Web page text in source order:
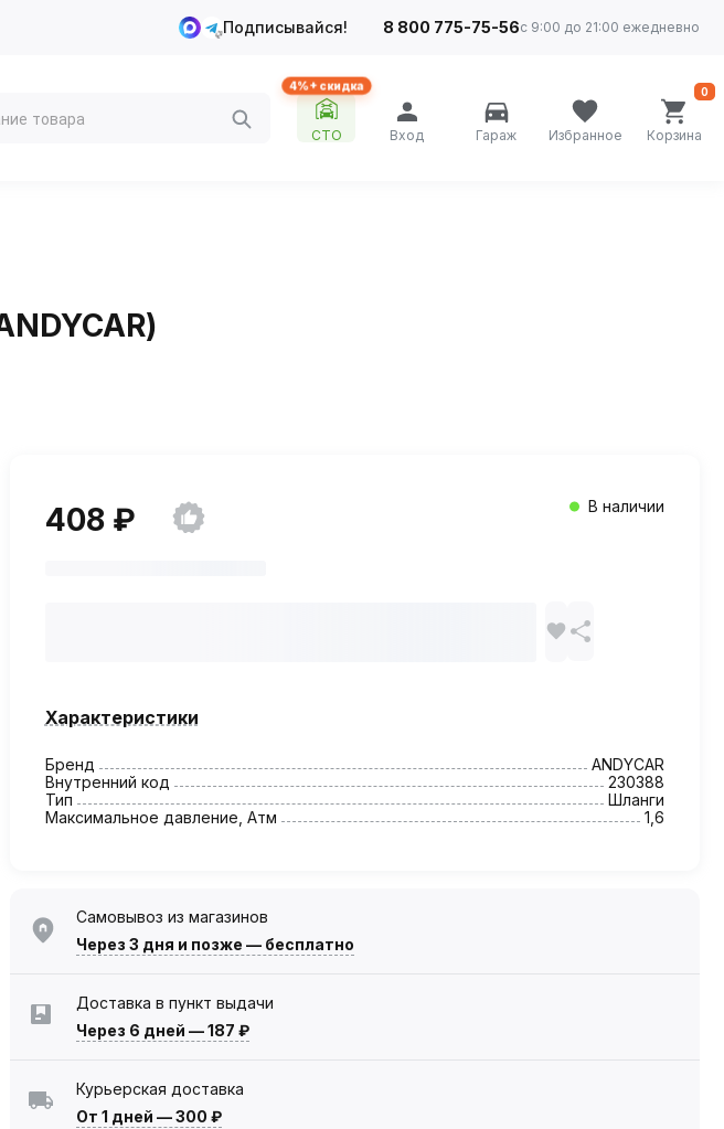
Подписывайся! 8 800 775-75-56с 9:00 до 21:00 ежедневно
4%+ скидка
СТО Вход Гараж Избранное Корзина
0
408 ₽ В наличии
Характеристики
Бренд
ANDYCAR
Внутренний код
230388
Тип
Шланги
Максимальное давление, Атм
1,6
Самовывоз из магазинов
Через 3 дня и позже — бесплатно
Доставка в пункт выдачи
Через 6 дней —187 ₽
Курьерская доставка
От 1 дней —300 ₽